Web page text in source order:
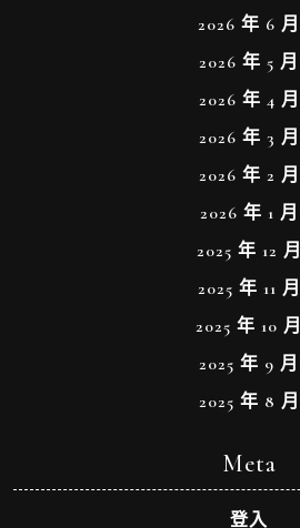
2026 年 6 月
2026 年 5 月
2026 年 4 月
2026 年 3 月
2026 年 2 月
2026 年 1 月
2025 年 12 月
2025 年 11 月
2025 年 10 月
2025 年 9 月
2025 年 8 月
Meta
登入